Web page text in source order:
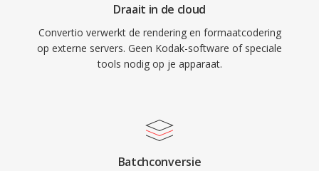
Draait in de cloud
Convertio verwerkt de rendering en formaatcodering
op externe servers. Geen Kodak-software of speciale
tools nodig op je apparaat.
Batchconversie